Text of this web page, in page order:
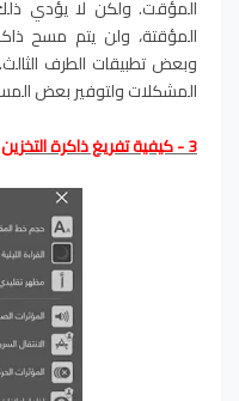
المؤقت. ولكن لا يؤدي
المؤقتة، ولن يتم مسح
وبعض تطبيقات الطرف
المشكلات ولتوفير بعض
3 - كيفية تفريغ ذاكرة التخزين المؤقت لتطبيقات الطرف الثالث